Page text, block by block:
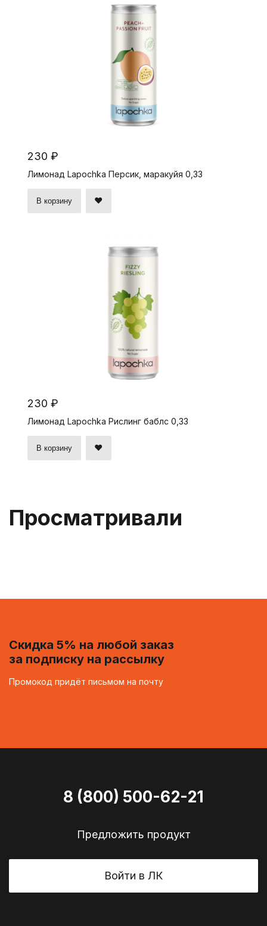
230 ₽
Лимонад Lapochka Персик, маракуйя 0,33
В корзину
230 ₽
Лимонад Lapochka Рислинг баблс 0,33
В корзину
Просматривали
Скидка 5% на любой заказ
за подписку на рассылку
Промокод придёт письмом на почту
8 (800) 500-62-21
Предложить продукт
Войти в ЛК